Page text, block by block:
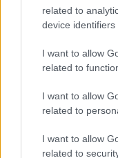
related to
device identifiers
I want to allow
related to
I want to allow
related to
I want to allow
related to
pedig a New York-
kamarazenekar
a The Smile